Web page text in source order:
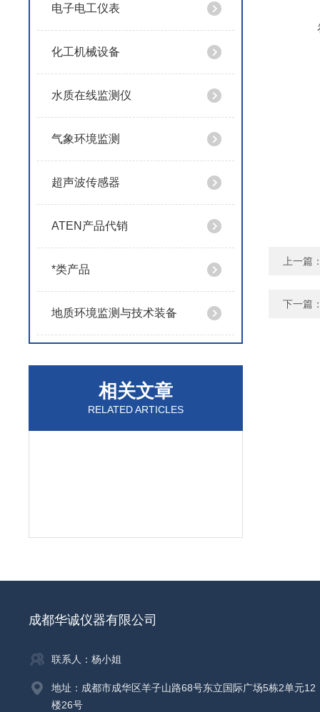
电子电工仪表
化工机械设备
水质在线监测仪
气象环境监测
超声波传感器
ATEN产品代销
*类产品
地质环境监测与技术装备
相关文章
RELATED ARTICLES
上一篇
下一篇
成都华诚仪器有限公司
联系人：杨小姐
地址：成都市成华区羊子山路68号东立国际广场5栋2单元12
楼26号